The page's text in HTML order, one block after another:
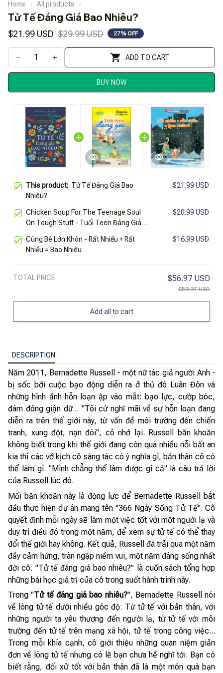
Home All products
Tử Tế Đáng Giá Bao Nhiêu?
$21.99 USD $29.99 USD 27% OFF
ADD TO CART
BUY NOW
This product: Tử Tế Đáng Giá Bao
Nhiêu?
$21.99 USD
Chicken Soup For The Teenage Soul
On Tough Stuff - Tuổi Teen Đáng Giá
$20.99 USD
Cùng Bé Lớn Khôn - Rất Nhiều + Rất
Nhiều = Bao Nhiêu
$16.99 USD
TOTAL PRICE $56.97 USD
$59.97 USD
Add all to cart
DESCRIPTION
Năm 2011, Bernadette Russell - một nữ tác giả người Anh -
bị sốc bởi cuộc bạo động diễn ra ở thủ đô Luân Đôn và
những hình ảnh hỗn loạn ập vào mắt: bạo lực, cướp bóc,
đám đông giận dữ... "Tôi cứ nghĩ mãi về sự hỗn loạn đang
diễn ra trên thế giới này, từ vấn đề môi trường đến chiến
tranh, xung đột, nạn đói", cô nhớ lại. Russell băn khoăn
không biết trong khi thế giới đang còn quá nhiều nỗi bất an
kia thì các vở kịch cô sáng tác có ý nghĩa gì, bản thân cô có
thể làm gì. "Mình chẳng thể làm được gì cả" là câu trả lời
của Russell lúc đó.
Mối băn khoăn này là động lực để Bernadette Russell bắt
đầu thực hiện dự án mang tên "366 Ngày Sống Tử Tế". Cô
quyết định mỗi ngày sẽ làm một việc tốt với một người lạ và
duy trì điều đó trong một năm, để xem sự tử tế có thể thay
đổi thế giới hay không. Kết quả, Russell đã trải qua một năm
đầy cảm hứng, tràn ngập niềm vui, một năm đáng sống nhất
đời cô. "Tử tế đáng giá bao nhiêu?" là cuốn sách tổng hợp
những bài học giá trị của cô trong suốt hành trình này.
Trong "Tử tế đáng giá bao nhiêu?", Bernadette Russell nói
về lòng tử tế dưới nhiều góc độ: Từ tử tế với bản thân, với
những người ta yêu thương đến người lạ, từ tử tế với môi
trường đến tử tế trên mạng xã hội, tử tế trong công việc...
Trong mỗi khía cạnh, cô giới thiệu những quan niệm giản
đơn về lòng tử tế nhưng có lẽ bạn chưa hề nghĩ tới. Bạn có
biết rằng, đối xử tốt với bản thân đã là một món quà bạn